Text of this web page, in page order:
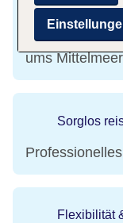
Günstige
Buche
ums Mittelmeer
Sorglos
Flexibilität